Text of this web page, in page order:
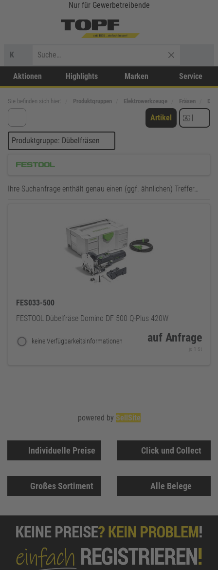
Nur für Gewerbetreibende
K
Aktionen Highlights Marken Service
Sie befinden sich hier: Produktgruppen Elektrowerkzeuge Fräsen
Artikel |
Produktgruppe: Dübelfräsen
Ihre Suchanfrage enthält genau einen (ggf. ähnlichen) Treffer…
FES033-500
FESTOOL Dübelfräse Domino DF 500 Q-Plus 420W
keine Verfügbarkeitsinformationen auf Anfrage
je 1 St
Individuelle Preise Click und Collect
Großes Sortiment Alle Belege
powered by SellSite